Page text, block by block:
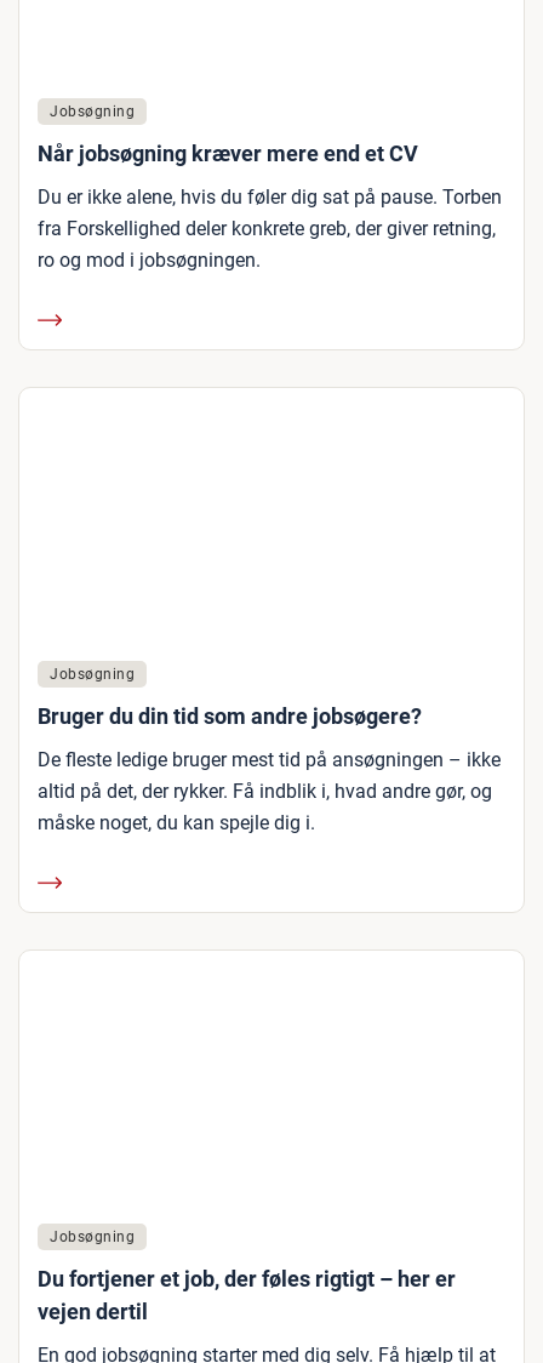
Jobsøgning
Når jobsøgning kræver mere end et CV
Du er ikke alene, hvis du føler dig sat på pause. Torben
fra Forskellighed deler konkrete greb, der giver retning,
ro og mod i jobsøgningen.
Jobsøgning
Bruger du din tid som andre jobsøgere?
De fleste ledige bruger mest tid på ansøgningen – ikke
altid på det, der rykker. Få indblik i, hvad andre gør, og
måske noget, du kan spejle dig i.
Jobsøgning
Du fortjener et job, der føles rigtigt – her er
vejen dertil
En god jobsøgning starter med dig selv. Få hjælp til at